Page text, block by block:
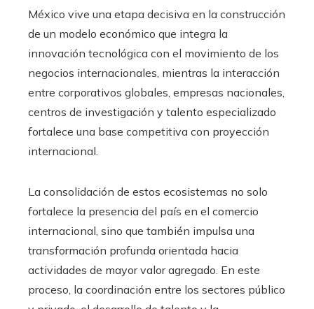
México vive una etapa decisiva en la construcción
de un modelo económico que integra la
innovación tecnológica con el movimiento de los
negocios internacionales, mientras la interacción
entre corporativos globales, empresas nacionales,
centros de investigación y talento especializado
fortalece una base competitiva con proyección
internacional.
La consolidación de estos ecosistemas no solo
fortalece la presencia del país en el comercio
internacional, sino que también impulsa una
transformación profunda orientada hacia
actividades de mayor valor agregado. En este
proceso, la coordinación entre los sectores público